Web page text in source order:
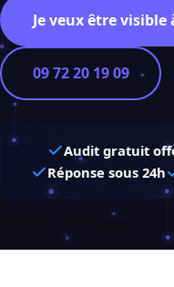
Je veux être visible
09 72 20 19 09
Audit gratuit
Réponse sous 24h